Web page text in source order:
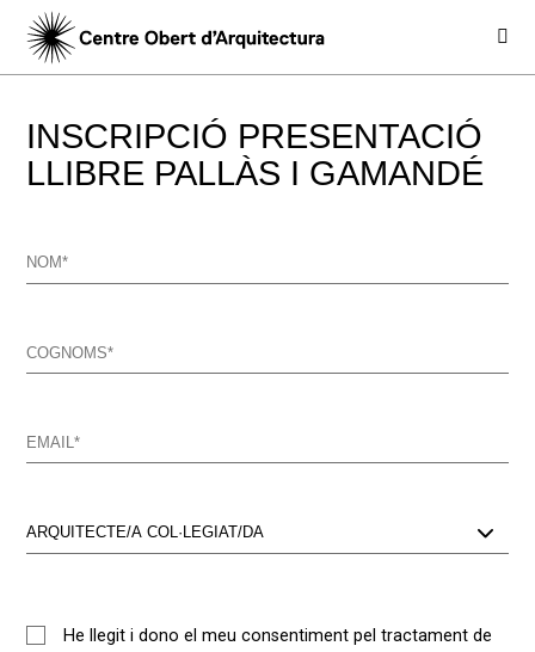
INSCRIPCIÓ PRESENTACIÓ
LLIBRE PALLÀS I GAMANDÉ
He llegit i dono el meu consentiment pel tractament de